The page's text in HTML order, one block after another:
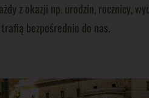
z okazji np. urodzin, rocznicy,
bezpośrednio do nas.